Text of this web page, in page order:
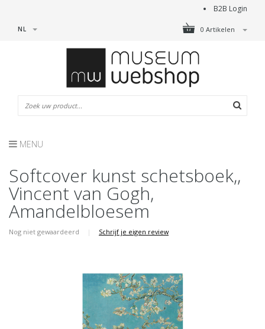
B2B Login
0 Artikelen
NL
MENU
Softcover kunst schetsboek,,
Vincent van Gogh,
Amandelbloesem
Nog niet gewaardeerd | Schrijf je eigen review